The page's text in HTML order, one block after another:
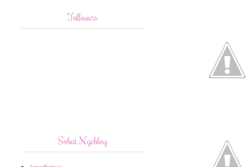
Followers
Sobat Ngeblog